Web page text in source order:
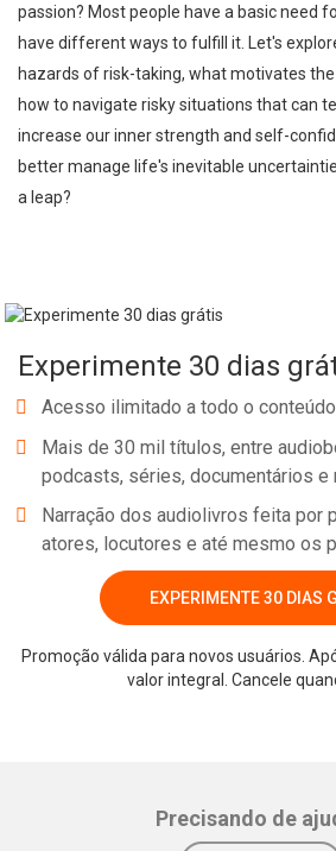
passion? Most people have a basic need
have different ways to fulfill it. Let's
hazards of risk-taking, what motivates
how to navigate risky situations that can
increase our inner strength and self-
better manage life's inevitable
a leap?
Experimente 30 dias
Acesso ilimitado a todo o
Mais de 30 mil títulos, entre
podcasts, séries, documentários e
Narração dos audiolivros feita por
atores, locutores e até mesmo os
EXPERIMENTE 30 DIAS
Promoção válida para novos usuários.
valor integral. Cancele
Precisando de